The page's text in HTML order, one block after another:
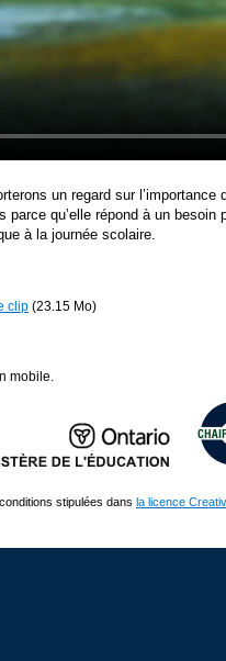
un regard sur
qu’elle répond à un
à la journée scolaire.
clip (23.15 Mo)
mobile.
stipulées dans la licence